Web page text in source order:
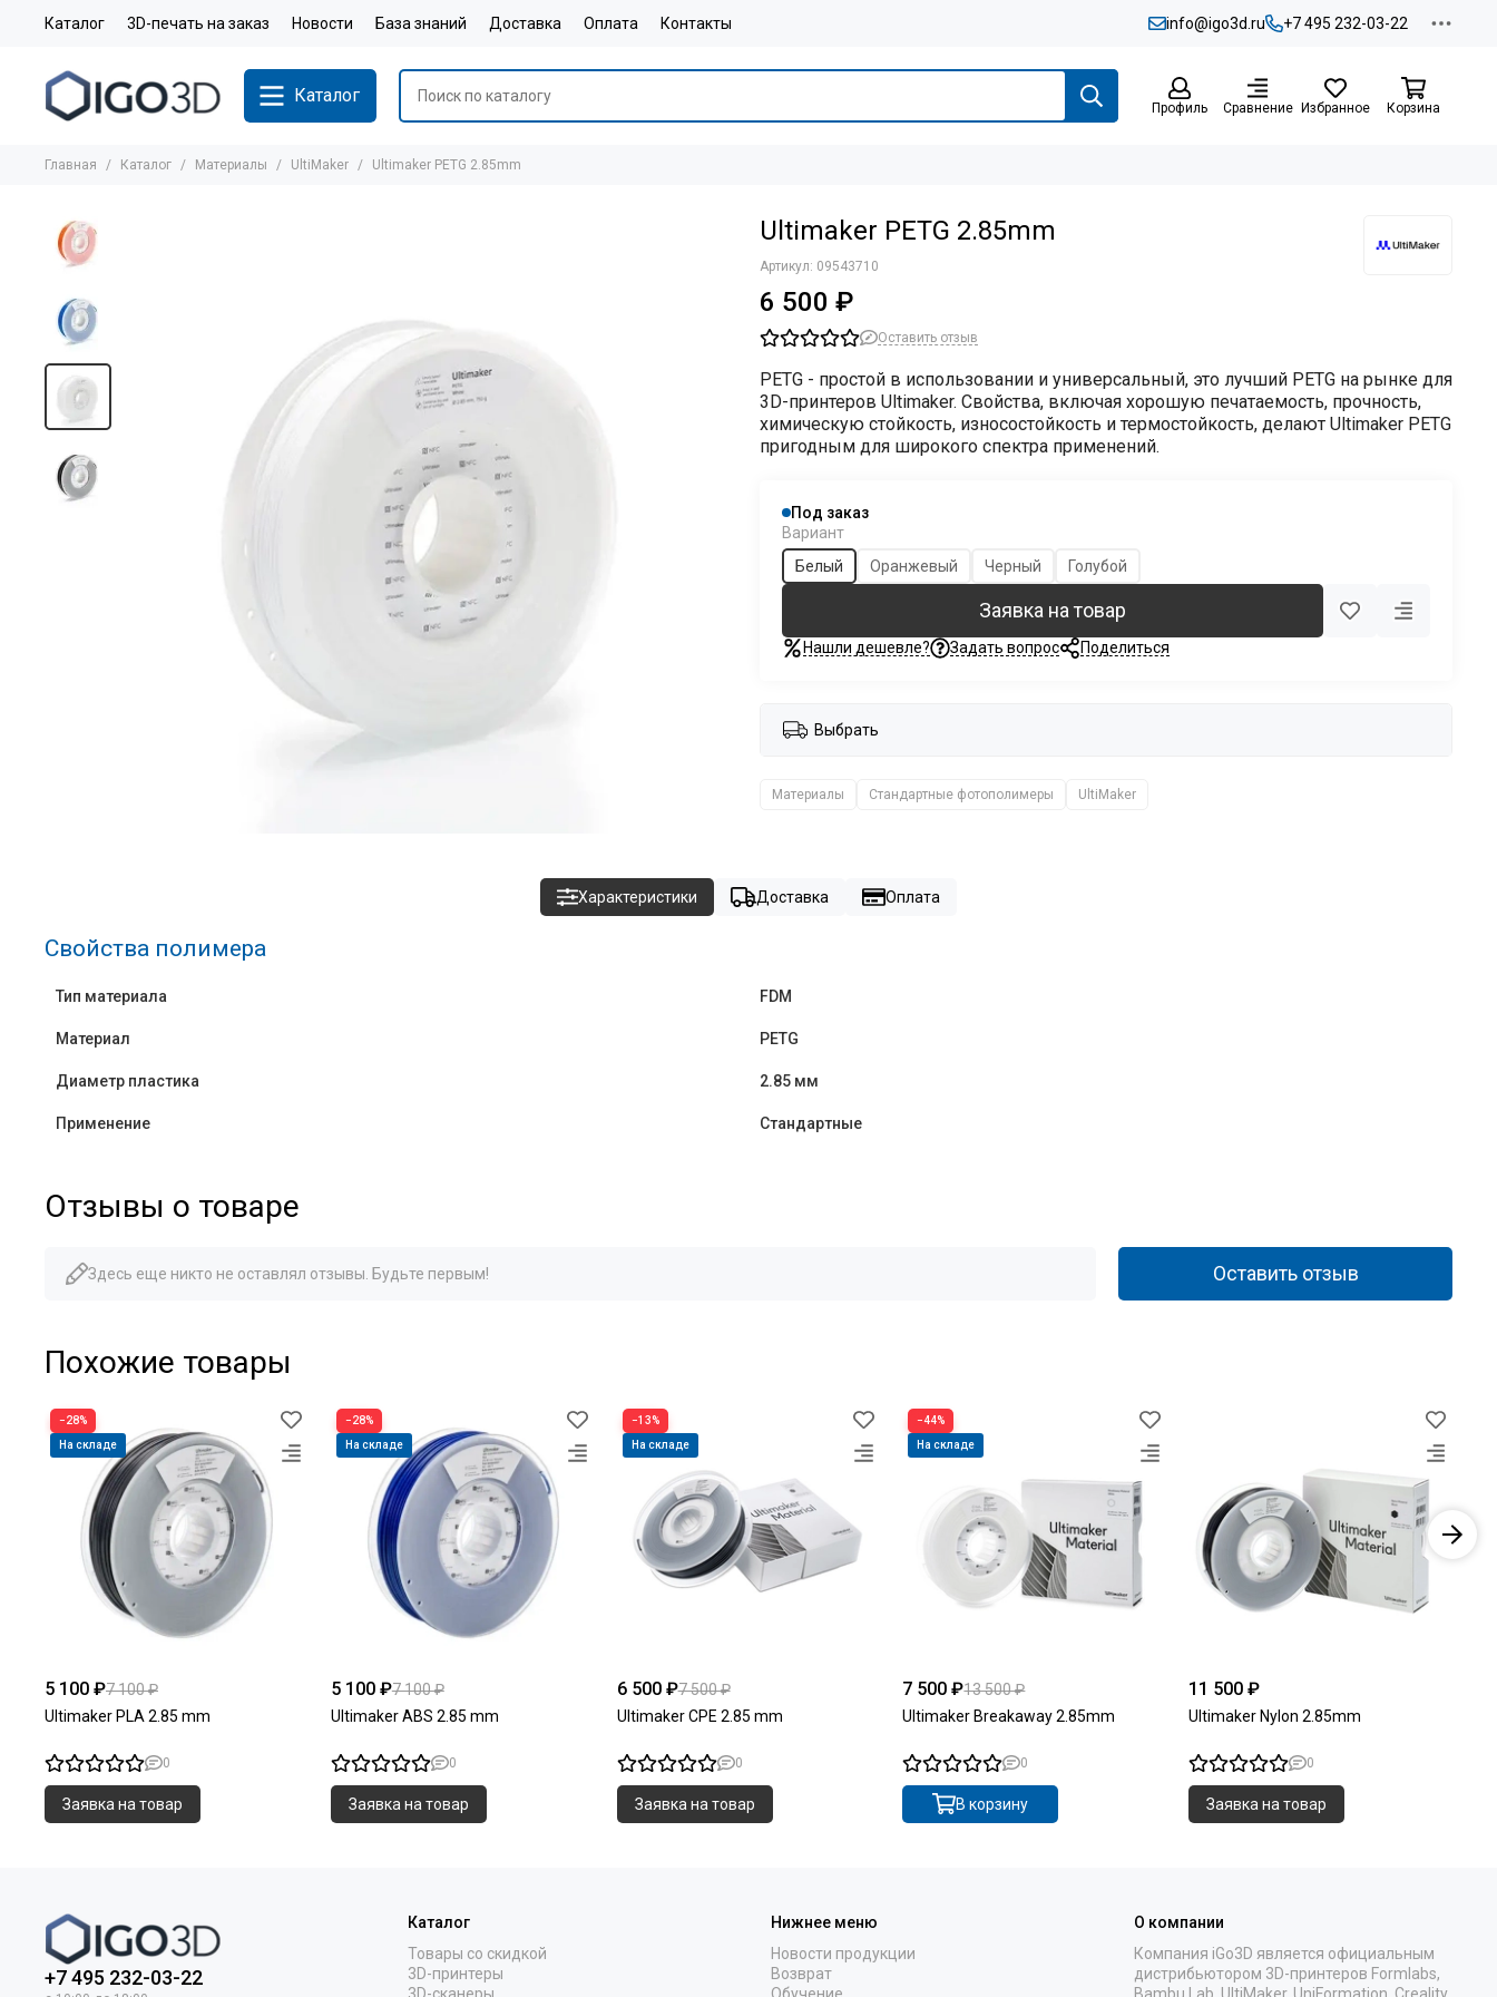
Каталог 3D-печать на заказ Новости База знаний Доставка Оплата Контакты info@igo3d.ru +7 495 232-03-22
Каталог
Профиль Сравнение Избранное Корзина
Главная Каталог Материалы UltiMaker Ultimaker PETG 2.85mm
Ultimaker PETG 2.85mm
Артикул: 09543710
6 500 ₽
Оставить отзыв
PETG - простой в использовании и универсальный, это лучший PETG на рынке для
3D-принтеров Ultimaker. Свойства, включая хорошую печатаемость, прочность,
химическую стойкость, износостойкость и термостойкость, делают Ultimaker PETG
пригодным для широкого спектра применений.
Под заказ
Вариант
Белый
Оранжевый Черный Голубой
Заявка на товар
Нашли дешевле? Задать вопрос Поделиться
Выбрать
Материалы Стандартные фотополимеры UltiMaker
Характеристики Доставка Оплата
Свойства полимера
Тип материала FDM
Материал PETG
Диаметр пластика 2.85 мм
Применение Стандартные
Отзывы о товаре
Здесь еще никто не оставлял отзывы. Будьте первым! Оставить отзыв
Похожие товары
−28%
На складе
5 100 ₽7 100 ₽
Ultimaker PLA 2.85 mm
0
Заявка на товар
−28%
На складе
5 100 ₽7 100 ₽
Ultimaker ABS 2.85 mm
0
Заявка на товар
−13%
На складе
6 500 ₽7 500 ₽
Ultimaker CPE 2.85 mm
0
Заявка на товар
−44%
На складе
7 500 ₽13 500 ₽
Ultimaker Breakaway 2.85mm
0
В корзину
11 500 ₽
Ultimaker Nylon 2.85mm
0
Заявка на товар
+7 495 232-03-22
Каталог
Товары со скидкой
3D-принтеры
Нижнее меню
Новости продукции
Возврат
О компании
Компания iGo3D является официальным
дистрибьютором 3D-принтеров Formlabs,